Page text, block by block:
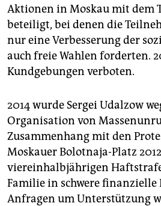
Aktionen in Moskau mit dem
beteiligt, bei denen die
nur eine Verbesserung der
auch freie Wahlen forderten.
Kundgebungen verboten.
2014 wurde Sergei Udalzow
Organisation von
Zusammenhang mit den
Moskauer Bolotnaja-Platz
viereinhalbjährigen
Familie in schwere finanzielle
Anfragen um Unterstützung